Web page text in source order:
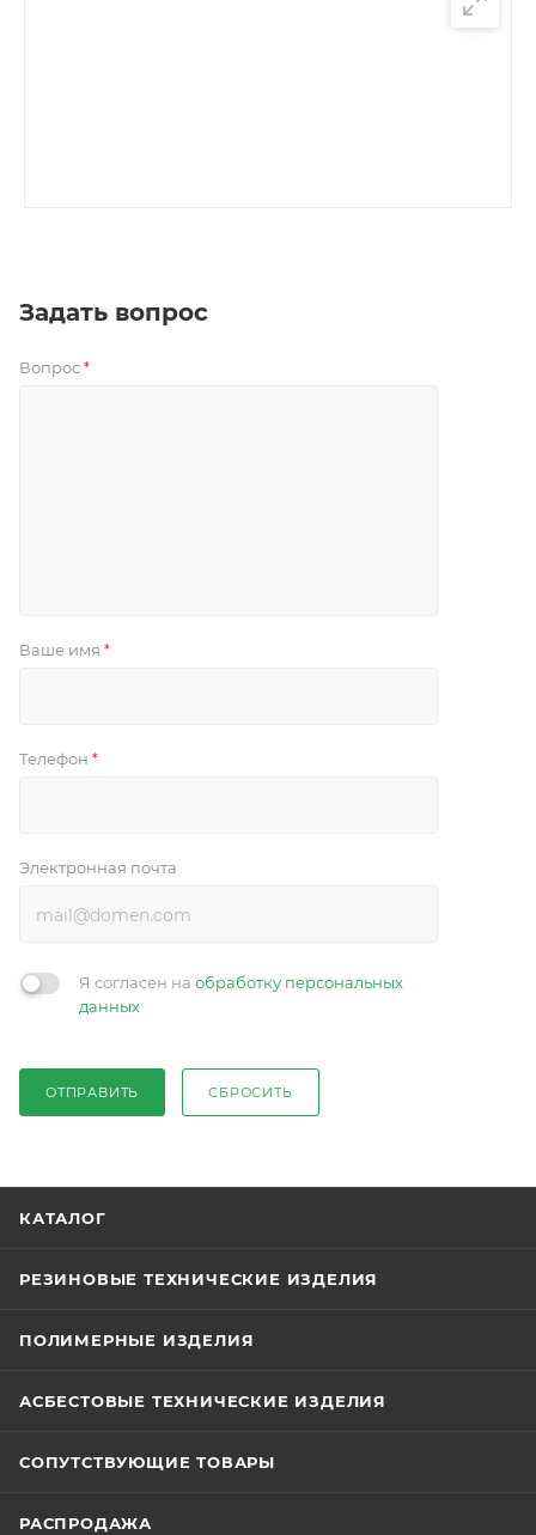
Задать вопрос
Вопрос *
Ваше имя *
Телефон *
Электронная почта
Я согласен на обработку персональных
данных
ОТПРАВИТЬ СБРОСИТЬ
КАТАЛОГ
РЕЗИНОВЫЕ ТЕХНИЧЕСКИЕ ИЗДЕЛИЯ
ПОЛИМЕРНЫЕ ИЗДЕЛИЯ
АСБЕСТОВЫЕ ТЕХНИЧЕСКИЕ ИЗДЕЛИЯ
СОПУТСТВУЮЩИЕ ТОВАРЫ
РАСПРОДАЖА